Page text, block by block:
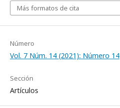
Más formatos de cita
Número
Vol. 7 Núm. 14 (2021): Número 14
Sección
Artículos